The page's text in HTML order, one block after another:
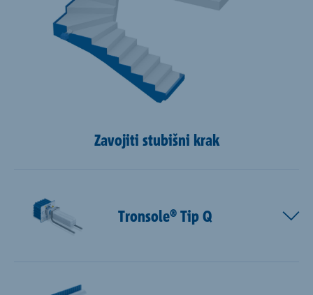
Zavojiti stubišni krak
Tronsole® Tip Q